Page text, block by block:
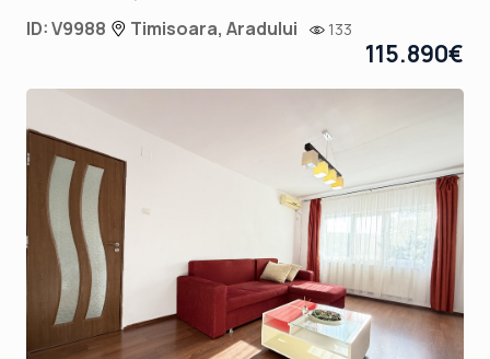
ID: V9988 Timisoara, Aradului 133
115.890€